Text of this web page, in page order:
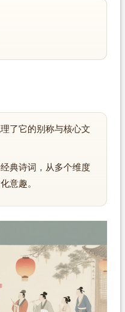
了它的别称与核心文
典诗词，从多个维度
意趣。